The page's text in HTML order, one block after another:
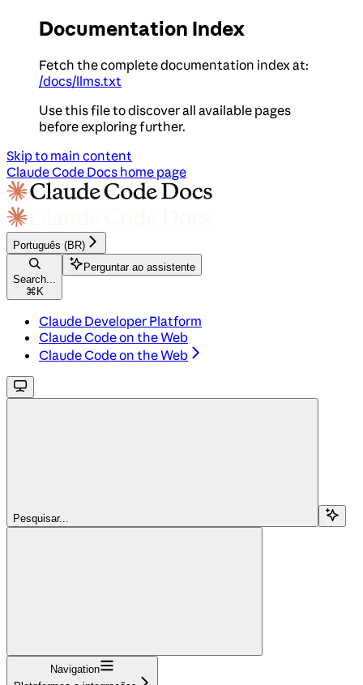
Documentation Index
Fetch the complete documentation index at:
/docs/llms.txt
Use this file to discover all available pages
before exploring further.
Skip to main content
Claude Code Docs home page
Português (BR)
Search...
⌘ K
Perguntar ao assistente
Claude Developer Platform
Claude Code on the Web
Claude Code on the Web
Pesquisar...
Navigation